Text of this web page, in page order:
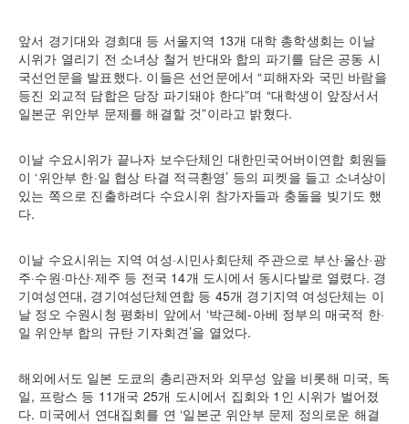
앞서 경기대와 경희대 등 서울지역 13개 대학 총학생회는 이날
시위가 열리기 전 소녀상 철거 반대와 합의 파기를 담은 공동 시
국선언문을 발표했다. 이들은 선언문에서 “피해자와 국민 바람을
등진 외교적 담합은 당장 파기돼야 한다”며 “대학생이 앞장서서
일본군 위안부 문제를 해결할 것”이라고 밝혔다.
이날 수요시위가 끝나자 보수단체인 대한민국어버이연합 회원들
이 ‘위안부 한·일 협상 타결 적극환영’ 등의 피켓을 들고 소녀상이
있는 쪽으로 진출하려다 수요시위 참가자들과 충돌을 빚기도 했
다.
이날 수요시위는 지역 여성·시민사회단체 주관으로 부산·울산·광
주·수원·마산·제주 등 전국 14개 도시에서 동시다발로 열렸다. 경
기여성연대, 경기여성단체연합 등 45개 경기지역 여성단체는 이
날 정오 수원시청 평화비 앞에서 ‘박근혜-아베 정부의 매국적 한·
일 위안부 합의 규탄 기자회견’을 열었다.
해외에서도 일본 도쿄의 총리관저와 외무성 앞을 비롯해 미국, 독
일, 프랑스 등 11개국 25개 도시에서 집회와 1인 시위가 벌어졌
다. 미국에서 연대집회를 연 ‘일본군 위안부 문제 정의로운 해결